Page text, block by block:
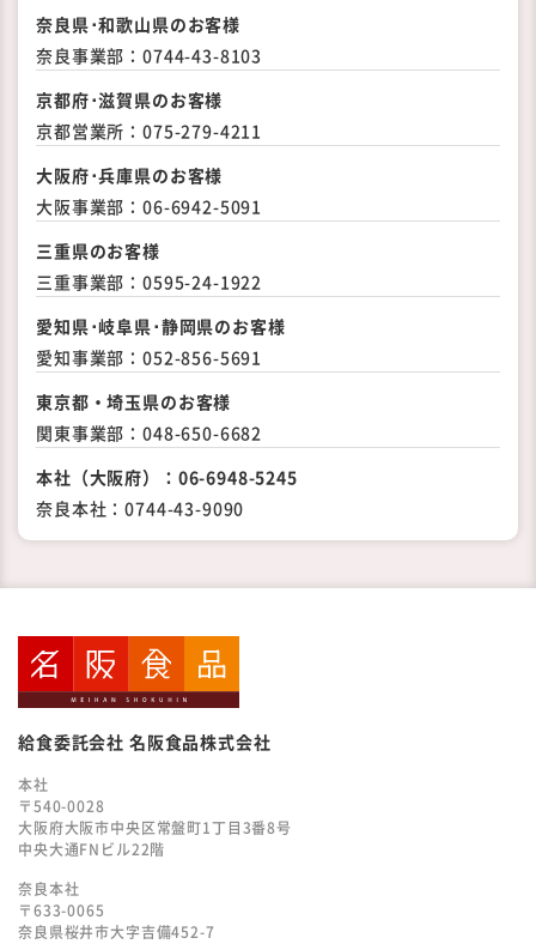
奈良県･和歌山県のお客様
奈良事業部：0744-43-8103
京都府･滋賀県のお客様
京都営業所：075-279-4211
大阪府･兵庫県のお客様
大阪事業部：06-6942-5091
三重県のお客様
三重事業部：0595-24-1922
愛知県･岐阜県･静岡県のお客様
愛知事業部：052-856-5691
東京都・埼玉県のお客様
関東事業部：048-650-6682
本社（大阪府）： 06-6948-5245
奈良本社：0744-43-9090
給食委託会社 名阪食品株式会社
本社
〒540-0028
大阪府大阪市中央区常盤町1丁目3番8号
中央大通FNビル22階
奈良本社
〒633-0065
奈良県桜井市大字吉備452-7